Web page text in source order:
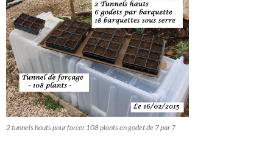
2 tunnels hauts pour forcer 108 plants en godet de 7 par 7